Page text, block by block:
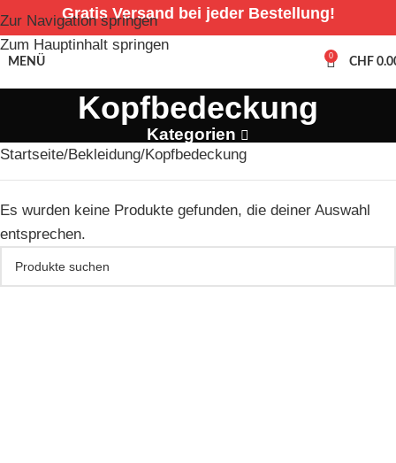
Zur Navigation springen
Zum Hauptinhalt springen
Gratis Versand bei jeder Bestellung!
MENÜ 0 CHF
Kopfbedeckung
Kategorien
Startseite Bekleidung Kopfbedeckung
Es wurden keine Produkte gefunden, die deiner Auswahl
entsprechen.